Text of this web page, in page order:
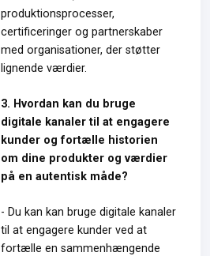
produktionsprocesser,
certificeringer og partnerskaber
med organisationer, der støtter
lignende værdier.
3. Hvordan kan du bruge
digitale kanaler til at engagere
kunder og fortælle historien
om dine produkter og værdier
på en autentisk måde?
- Du kan kan bruge digitale kanaler
til at engagere kunder ved at
fortælle en sammenhængende